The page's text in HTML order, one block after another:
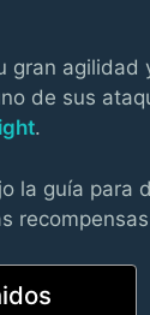
gran
de sus
.
la guía para